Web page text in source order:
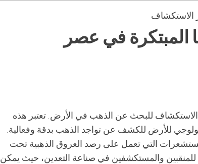
الاستكشاف
المبتكرة في عصر
للبحث عن الذهب في الأرض. تعتبر هذه
للأرض للكشف عن تواجد الذهب بدقة وفعالية.
التي تعمل على رصد العروق الذهبية تحت
والمستكشفين في صناعة التعدين، حيث يمكن